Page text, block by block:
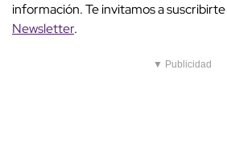
información. Te invitamos a suscribirte
Newsletter.
▼ Publicidad